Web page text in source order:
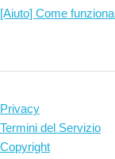
[Aiuto] Come
Privacy
Termini del Servizio
Copyright